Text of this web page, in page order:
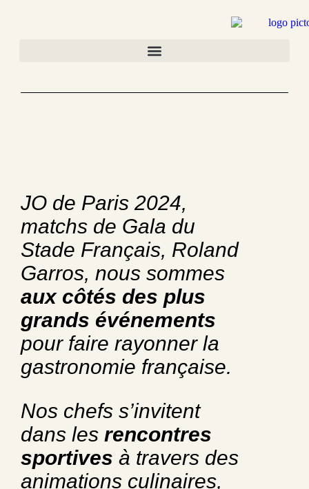
JO de Paris 2024,
matchs de Gala du
Stade Français, Roland
Garros, nous sommes
aux côtés des plus
grands événements
pour faire rayonner la
gastronomie française.
Nos chefs s’invitent
dans les rencontres
sportives à travers des
animations culinaires,